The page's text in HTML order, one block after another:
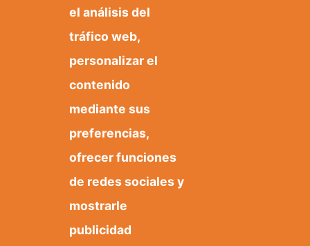
la Biblioteca Municipal de Orxeta
y consulta todos los servicios
que ponemos a tu disposición
para sumergirte en el mundo de
el análisis del
tráfico web,
personalizar el
contenido
mediante sus
preferencias,
ofrecer funciones
de redes sociales y
mostrarle
publicidad